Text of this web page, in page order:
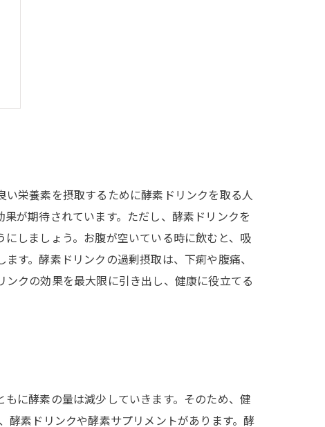
栄養素を摂取するために酵素ドリンクを取る人
が期待されています。ただし、酵素ドリンクを
しましょう。お腹が空いている時に飲むと、吸
す。酵素ドリンクの過剰摂取は、下痢や腹痛、
クの効果を最大限に引き出し、健康に役立てる
に酵素の量は減少していきます。そのため、健
酵素ドリンクや酵素サプリメントがあります。酵